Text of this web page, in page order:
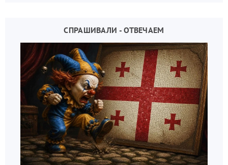
СПРАШИВАЛИ - ОТВЕЧАЕМ